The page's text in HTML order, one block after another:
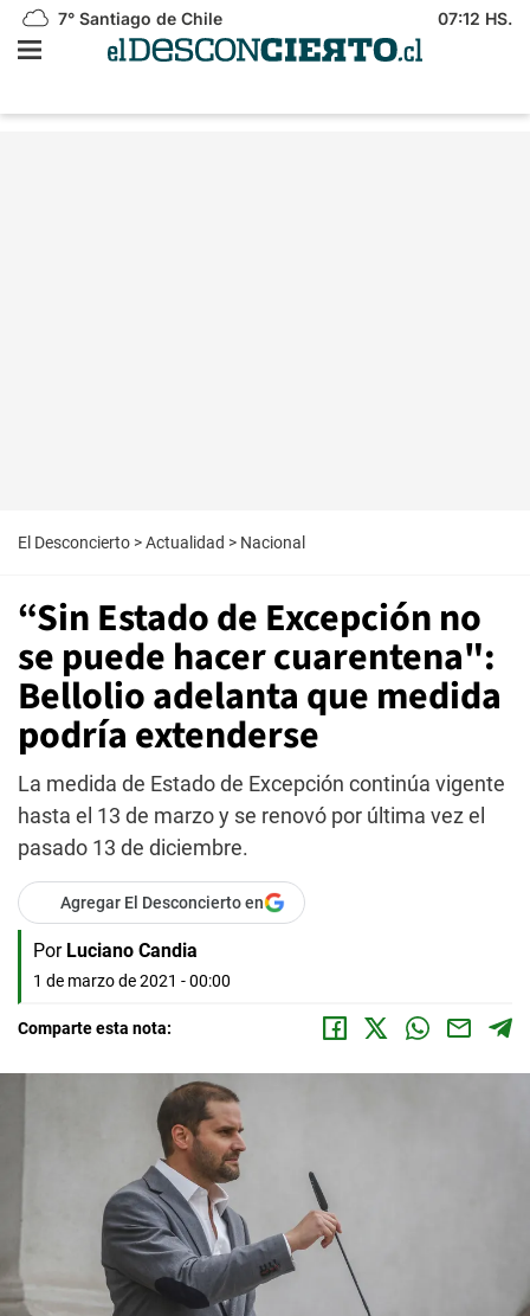
7° Santiago de Chile 07:12 HS.
El Desconcierto >Actualidad > Nacional
“Sin Estado de Excepción no
se puede hacer cuarentena":
Bellolio adelanta que medida
podría extenderse
La medida de Estado de Excepción continúa vigente
hasta el 13 de marzo y se renovó por última vez el
pasado 13 de diciembre.
Agregar El Desconcierto en
Por Luciano Candia
1 de marzo de 2021 - 00:00
Comparte esta nota: